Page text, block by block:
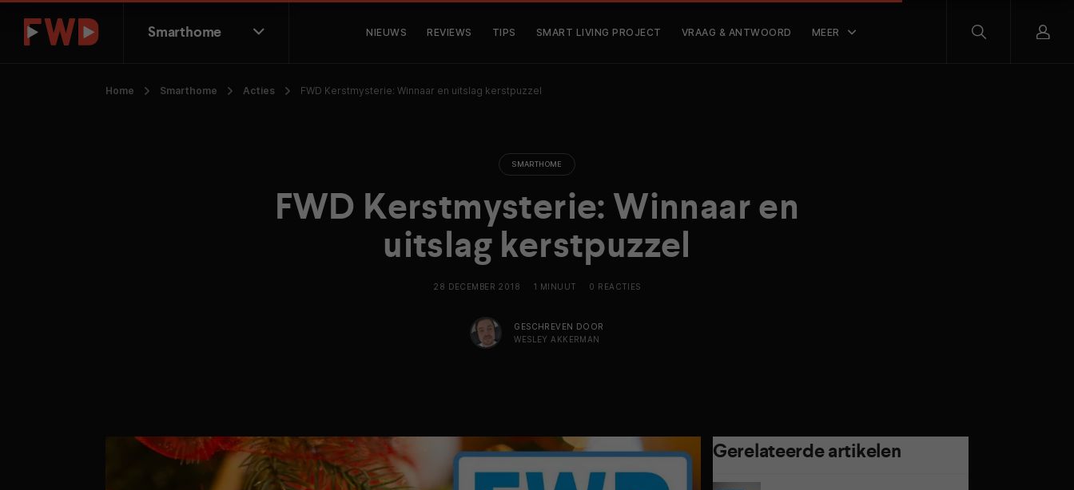
Smarthome NIEUWS REVIEWS TIPS SMART LIVING PROJECT VRAAG & ANTWOORD MEER
Home Smarthome Acties FWD Kerstmysterie: Winnaar en uitslag kerstpuzzel
SMARTHOME
FWD Kerstmysterie: Winnaar en
uitslag kerstpuzzel
28 DECEMBER 2018 1 MINUUT 0 REACTIES
GESCHREVEN DOOR
WESLEY AKKERMAN
Gerelateerde artikelen